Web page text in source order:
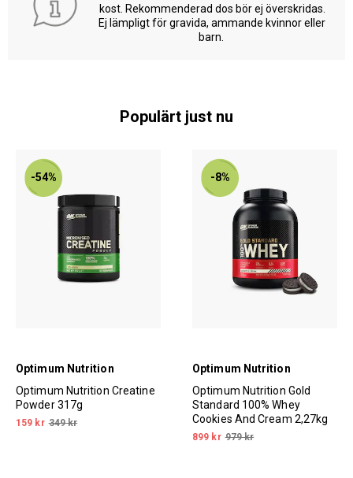
kost. Rekommenderad dos bör ej överskridas.
Ej lämpligt för gravida, ammande kvinnor eller
barn.
Populärt just nu
-54%
Optimum Nutrition
Optimum Nutrition Creatine
Powder 317g
159 kr 349 kr
-8%
Optimum Nutrition
Optimum Nutrition Gold
Standard 100% Whey
Cookies And Cream 2,27kg
899 kr 979 kr